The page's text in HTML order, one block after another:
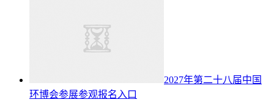
2027年第二十八届中国
环博会参展参观报名入口